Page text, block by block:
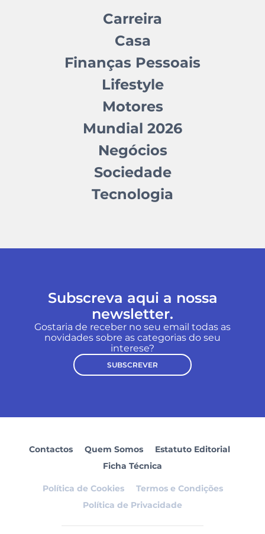
Carreira
Casa
Finanças Pessoais
Lifestyle
Motores
Mundial 2026
Negócios
Sociedade
Tecnologia
Subscreva aqui a nossa
newsletter.
Gostaria de receber no seu email todas as
novidades sobre as categorias do seu
interese?
SUBSCREVER
Contactos Quem Somos
Estatuto Editorial
Ficha Técnica
Política de Cookies
Termos e Condições
Política de Privacidade